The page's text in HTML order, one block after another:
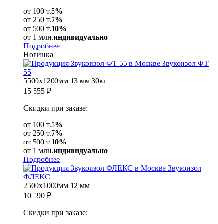
от 100 т.5%
от 250 т.7%
от 500 т.10%
от 1 млн.индивидуально
Подробнее
Новинка
Звукоизол ФТ
55
5500х1200мм 13 мм 30кг
15 555 ₽
Скидки при заказе:
от 100 т.5%
от 250 т.7%
от 500 т.10%
от 1 млн.индивидуально
Подробнее
Звукоизол
ФЛЕКС
2500х1000мм 12 мм
10 590 ₽
Скидки при заказе: